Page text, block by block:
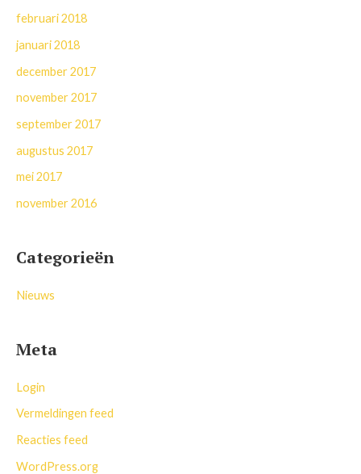
februari 2018
januari 2018
december 2017
november 2017
september 2017
augustus 2017
mei 2017
november 2016
Categorieën
Nieuws
Meta
Login
Vermeldingen feed
Reacties feed
WordPress.org